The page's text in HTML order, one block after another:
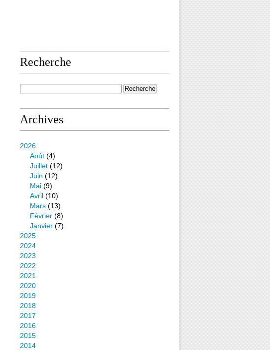
Recherche
Archives
2026
Août (4)
Juillet (12)
Juin (12)
Mai (9)
Avril (10)
Mars (13)
Février (8)
Janvier (7)
2025
2024
2023
2022
2021
2020
2019
2018
2017
2016
2015
2014